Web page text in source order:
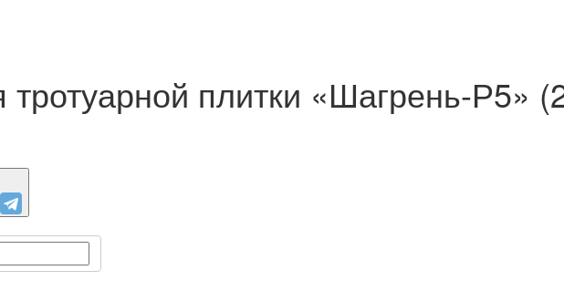
плитки «Шагрень-Р5»